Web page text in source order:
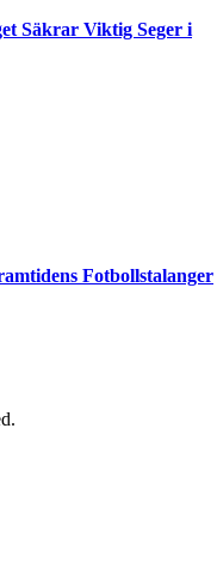
Säkrar Viktig Seger i
Fotbollstalanger